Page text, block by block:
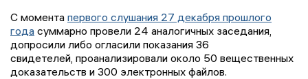
С момента первого слушания 27 декабря прошлого
года суммарно провели 24 аналогичных заседания,
допросили либо огласили показания 36
свидетелей, проанализировали около 50 вещественных
доказательств и 300 электронных файлов.